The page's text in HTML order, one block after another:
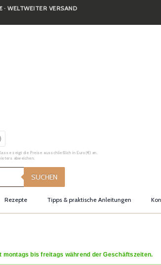
WELTWEITER VERSAND
zeigt die Preise ausschließlich in Euro (€) an.
abweichen.
SUCHEN
Rezepte Tipps & praktische Anleitungen
montags bis freitags während der Geschäftszeiten.